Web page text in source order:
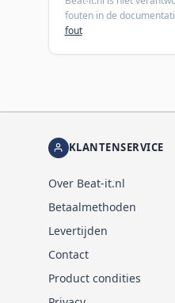
fouten in de
fout
KLANTENSERVICE
Over Beat-it.nl
Betaalmethoden
Levertijden
Contact
Product condities